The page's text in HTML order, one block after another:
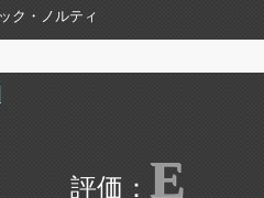
ク・ノルティ
E